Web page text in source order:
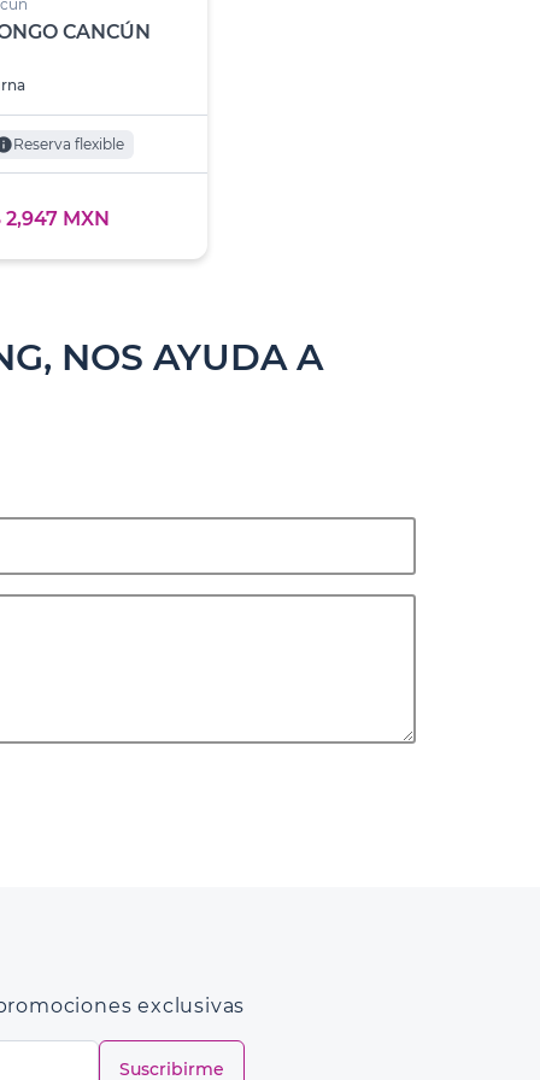
CANCÚN
Reserva flexible
MXN
NOS AYUDA A
exclusivas
Suscribirme